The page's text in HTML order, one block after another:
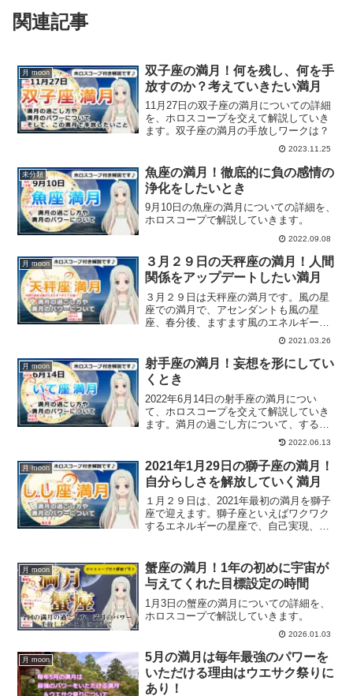
関連記事
月 moon
双子座の満月！何を残し、何を手
放すのか？考えていきたい満月
11月27日の双子座の満月についての詳細
を、ホロスコープを交えて解説していき
ます。双子座の満月の手放しワークは？
2023.11.25
未分類
魚座の満月！徹底的に負の感情の
浄化をしたいとき
9月10日の魚座の満月についての詳細を、
ホロスコープで解説していきます。
2022.09.08
月 moon
３月２９日の天秤座の満月！人間
関係をアップデートしたい満月
３月２９日は天秤座の満月です。風の星
座での満月で、アセンダントも風の星
座、春分後、ますます風のエネルギー感
が強まっている満月です。満月の過ごし
方、天秤座の満月のパワーについてホロ
スコープを交えて解説していきます。
2021.03.26
月 moon
射手座の満月！妄想を形にしてい
くとき
2022年6月14日の射手座の満月につい
て、ホロスコープを交えて解説していき
ます。満月の過ごし方について、すると
良いことについてご紹介します。2022.06.13
月 moon
2021年1月29日の獅子座の満月！
自分らしさを解放していく満月
１月２９日は、2021年最初の満月を獅子
座で迎えます。獅子座といえばワクワク
するエネルギーの星座で、自己実現、自
ていきます。獅子座の満月のパワーとす
ると良いことは？
月 moon
蟹座の満月！1年の初めに宇宙が
与えてくれた目標設定の時間
1月3日の蟹座の満月についての詳細を、
ホロスコープで解説していきます。
2026.01.03
月 moon
5月の満月は毎年最強のパワーを
いただける理由はウエサク祭りに
あり！